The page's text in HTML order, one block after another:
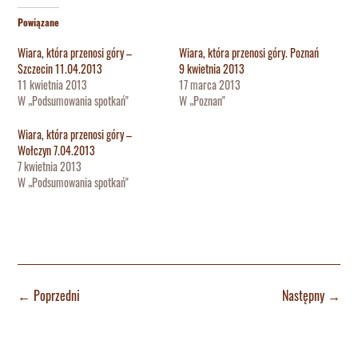
Powiązane
Wiara, która przenosi góry –
Szczecin 11.04.2013
11 kwietnia 2013
W „Podsumowania spotkań"
Wiara, która przenosi góry. Poznań
9 kwietnia 2013
17 marca 2013
W „Poznan"
Wiara, która przenosi góry –
Wołczyn 7.04.2013
7 kwietnia 2013
W „Podsumowania spotkań"
← Poprzedni Następny→